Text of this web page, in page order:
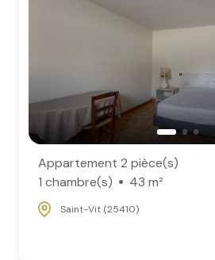
Appartement 2 pièce(s)
1 chambre(s)
43 m²
Saint-Vit (25410)